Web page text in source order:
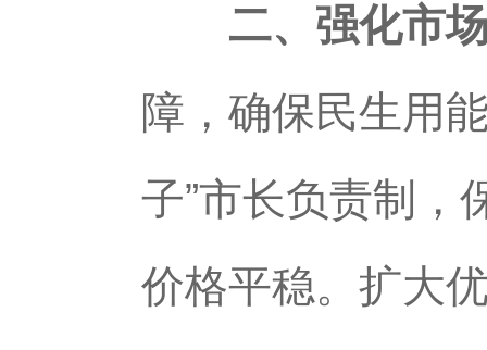
二、强化市
障，确保民生用
子”市长负责制，
价格平稳。扩大